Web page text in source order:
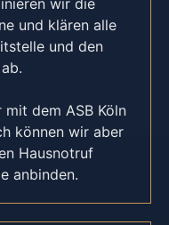
und klären alle
und den
dem ASB Köln
können wir aber
Hausnotruf
anbinden.